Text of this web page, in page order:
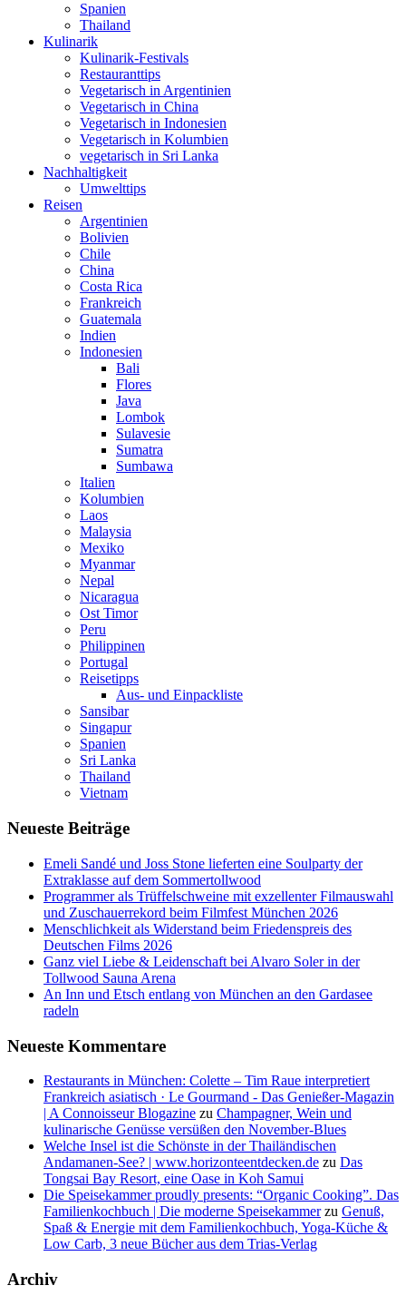
Spanien
Thailand
Kulinarik
Kulinarik-Festivals
Restauranttips
Vegetarisch in Argentinien
Vegetarisch in China
Vegetarisch in Indonesien
Vegetarisch in Kolumbien
vegetarisch in Sri Lanka
Nachhaltigkeit
Umwelttips
Reisen
Argentinien
Bolivien
Chile
China
Costa Rica
Frankreich
Guatemala
Indien
Indonesien
Bali
Flores
Java
Lombok
Sulavesie
Sumatra
Sumbawa
Italien
Kolumbien
Laos
Malaysia
Mexiko
Myanmar
Nepal
Nicaragua
Ost Timor
Peru
Philippinen
Portugal
Reisetipps
Aus- und Einpackliste
Sansibar
Singapur
Spanien
Sri Lanka
Thailand
Vietnam
Neueste Beiträge
Emeli Sandé und Joss Stone lieferten eine Soulparty der
Extraklasse auf dem Sommertollwood
Programmer als Trüffelschweine mit exzellenter Filmauswahl
und Zuschauerrekord beim Filmfest München 2026
Menschlichkeit als Widerstand beim Friedenspreis des
Deutschen Films 2026
Ganz viel Liebe & Leidenschaft bei Alvaro Soler in der
Tollwood Sauna Arena
An Inn und Etsch entlang von München an den Gardasee
radeln
Neueste Kommentare
Restaurants in München: Colette – Tim Raue interpretiert
Frankreich asiatisch · Le Gourmand - Das Genießer-Magazin
| A Connoisseur Blogazine zu Champagner, Wein und
kulinarische Genüsse versüßen den November-Blues
Welche Insel ist die Schönste in der Thailändischen
Andamanen-See? | www.horizonteentdecken.de zu Das
Tongsai Bay Resort, eine Oase in Koh Samui
Die Speisekammer proudly presents: “Organic Cooking”. Das
Familienkochbuch | Die moderne Speisekammerzu Genuß,
Spaß & Energie mit dem Familienkochbuch, Yoga-Küche &
Low Carb, 3 neue Bücher aus dem Trias-Verlag
Archiv